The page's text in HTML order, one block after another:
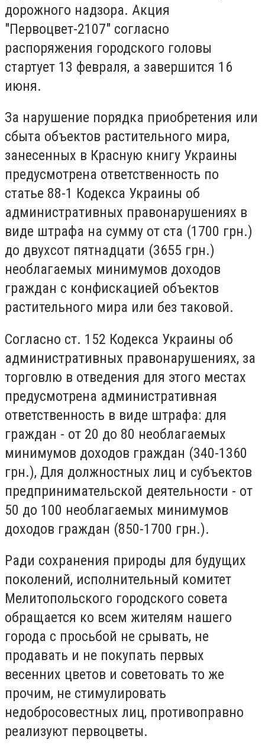
дорожного надзора. Акция
"Первоцвет-2107" согласно
распоряжения городского головы
стартует 13 февраля, а завершится 16
июня.
За нарушение порядка приобретения или
сбыта объектов растительного мира,
занесенных в Красную книгу Украины
предусмотрена ответственность по
статье 88-1 Кодекса Украины об
административных правонарушениях в
виде штрафа на сумму от ста (1700 грн.)
до двухсот пятнадцати (3655 грн.)
необлагаемых минимумов доходов
граждан с конфискацией объектов
растительного мира или без таковой.
Согласно ст. 152 Кодекса Украины об
административных правонарушениях, за
торговлю в отведения для этого местах
предусмотрена административная
ответственность в виде штрафа: для
граждан - от 20 до 80 необлагаемых
минимумов доходов граждан (340-1360
грн.), Для должностных лиц и субъектов
предпринимательской деятельности - от
50 до 100 необлагаемых минимумов
доходов граждан (850-1700 грн.).
Ради сохранения природы для будущих
поколений, исполнительный комитет
Мелитопольского городского совета
обращается ко всем жителям нашего
города с просьбой не срывать, не
продавать и не покупать первых
весенних цветов и советовать то же
прочим, не стимулировать
недобросовестных лиц, противоправно
реализуют первоцветы.